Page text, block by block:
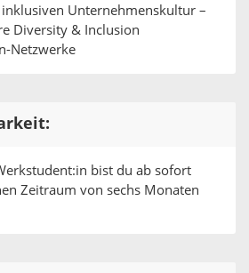
Unternehmenskultur –
Diversity & Inclusion
Netzwerke
bist du ab sofort
Zeitraum von sechs Monaten